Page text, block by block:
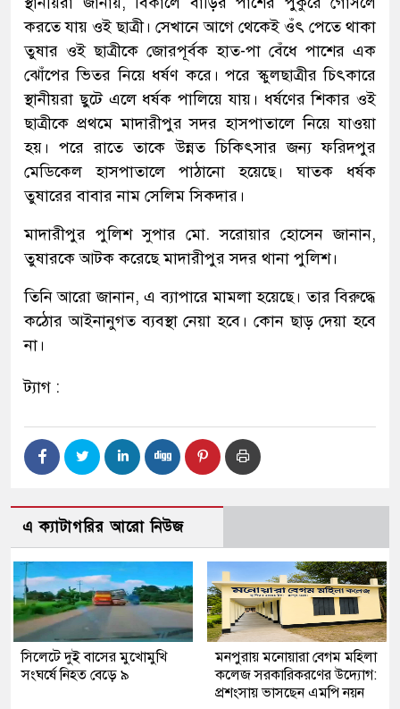
করতে যায় ওই ছাত্রী। সেখানে আগে থেকেই ওঁৎ পেতে থাকা
তুষার ওই ছাত্রীকে জোরপূর্বক হাত-পা বেঁধে পাশের এক
ঝোঁপের ভিতর নিয়ে ধর্ষণ করে। পরে স্কুলছাত্রীর চিৎকারে
স্থানীয়রা ছুটে এলে ধর্ষক পালিয়ে যায়। ধর্ষণের শিকার ওই
ছাত্রীকে প্রথমে মাদারীপুর সদর হাসপাতালে নিয়ে যাওয়া
হয়। পরে রাতে তাকে উন্নত চিকিৎসার জন্য ফরিদপুর
মেডিকেল হাসপাতালে পাঠানো হয়েছে। ঘাতক ধর্ষক
তুষারের বাবার নাম সেলিম সিকদার।
মাদারীপুর পুলিশ সুপার মো. সরোয়ার হোসেন জানান,
তুষারকে আটক করেছে মাদারীপুর সদর থানা পুলিশ।
তিনি আরো জানান, এ ব্যাপারে মামলা হয়েছে। তার বিরুদ্ধে
কঠোর আইনানুগত ব্যবস্থা নেয়া হবে। কোন ছাড় দেয়া হবে
না।
ট্যাগ :
এ ক্যাটাগরির আরো নিউজ
সিলেটে দুই বাসের মুখোমুখি
সংঘর্ষে নিহত বেড়ে ৯
মনপুরায় মনোয়ারা বেগম মহিলা
কলেজ সরকারিকরণের উদ্যোগ:
প্রশংসায় ভাসছেন এমপি নয়ন